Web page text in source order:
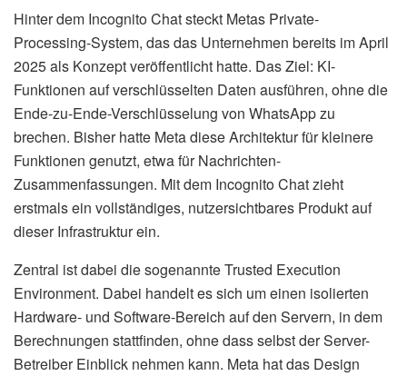
Hinter dem Incognito Chat steckt Metas Private-
Processing-System, das das Unternehmen bereits im April
2025 als Konzept veröffentlicht hatte. Das Ziel: KI-
Funktionen auf verschlüsselten Daten ausführen, ohne die
Ende-zu-Ende-Verschlüsselung von WhatsApp zu
brechen. Bisher hatte Meta diese Architektur für kleinere
Funktionen genutzt, etwa für Nachrichten-
Zusammenfassungen. Mit dem Incognito Chat zieht
erstmals ein vollständiges, nutzersichtbares Produkt auf
dieser Infrastruktur ein.
Zentral ist dabei die sogenannte Trusted Execution
Environment. Dabei handelt es sich um einen isolierten
Hardware- und Software-Bereich auf den Servern, in dem
Berechnungen stattfinden, ohne dass selbst der Server-
Betreiber Einblick nehmen kann. Meta hat das Design